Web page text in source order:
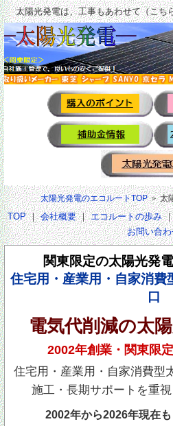
太陽光発電は、工事もあわせて（こち
太陽光発電のエコルートTOP＞ 太
TOP｜会社概要｜エコルートの歩み
お問い合
関東限定の太陽光発
住宅用・産業用・自家消費
口
電気代削減の太
2002年創業・関東限
住宅用・産業用・自家消費型
施工・長期サポートを重視
2002年から2026年現在も